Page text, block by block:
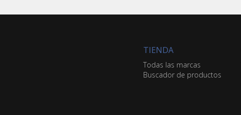
TIENDA
Todas las marcas
Buscador de productos